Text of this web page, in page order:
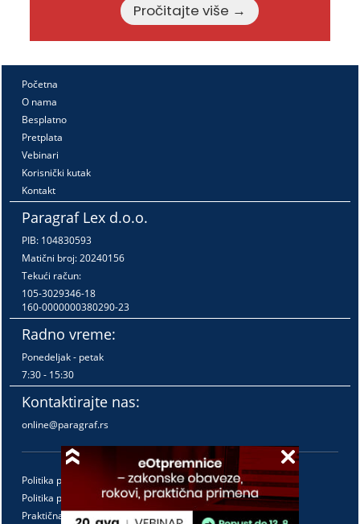
Pročitajte više →
Početna
O nama
Besplatno
Pretplata
Vebinari
Korisnički kutak
Kontakt
Paragraf Lex d.o.o.
PIB: 104830593
Matični broj: 20240156
Tekući račun:
105-3029346-18
160-0000000380290-23
Radno vreme:
Ponedeljak - petak
7:30 - 15:30
Kontaktirajte nas:
online@paragraf.rs
Politika privatnosti
Politika pružanja usluga
Praktična pravila pružanja usluga